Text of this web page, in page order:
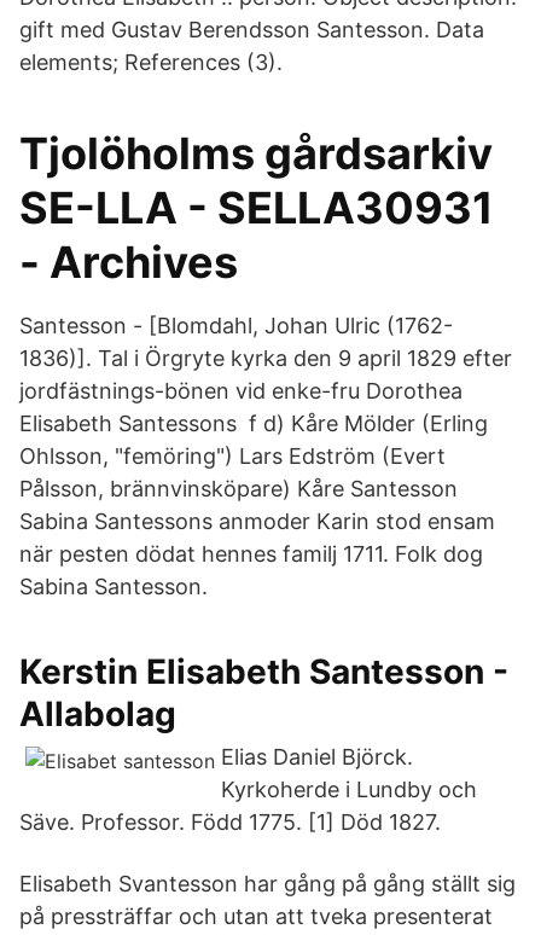
gift med Gustav Berendsson Santesson. Data
elements; References (3).
Tjolöholms gårdsarkiv
SE-LLA - SELLA30931
- Archives
Santesson - [Blomdahl, Johan Ulric (1762-
1836)]. Tal i Örgryte kyrka den 9 april 1829 efter
jordfästnings-bönen vid enke-fru Dorothea
Elisabeth Santessons f d) Kåre Mölder (Erling
Ohlsson, "femöring") Lars Edström (Evert
Pålsson, brännvinsköpare) Kåre Santesson
Sabina Santessons anmoder Karin stod ensam
när pesten dödat hennes familj 1711. Folk dog
Sabina Santesson.
Kerstin Elisabeth Santesson -
Allabolag
Elias Daniel Björck.
Kyrkoherde i Lundby och
Säve. Professor. Född 1775. [1] Död 1827.
Elisabeth Svantesson har gång på gång ställt sig
på pressträffar och utan att tveka presenterat